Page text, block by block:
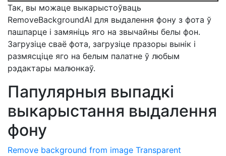
Так, вы можаце выкарыстоўваць
RemoveBackgroundAI для выдалення фону з фота ў
пашпарце і замяніць яго на звычайны белы фон.
Загрузіце сваё фота, загрузіце празоры вынік і
размясціце яго на белым палатне ў любым
рэдактары малюнкаў.
Папулярныя выпадкі
выкарыстання выдалення
фону
Remove background from image Transparent